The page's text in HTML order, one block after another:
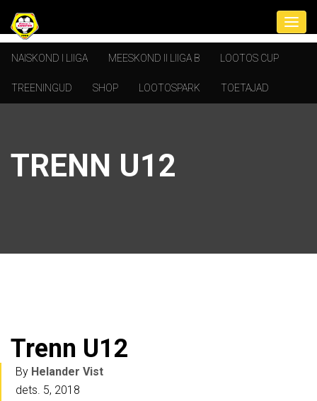
NAISKOND I LIIGA MEESKOND II LIIGA B LOOTOS CUP
TREENINGUD SHOP LOOTOSPARK TOETAJAD
TRENN U12
Trenn U12
By Helander Vist
dets. 5, 2018